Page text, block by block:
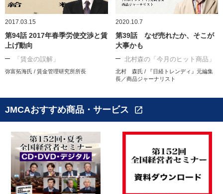
2017.03.15
第94話 2017年春季労使交渉と賃
上げ動向
「賃金の誤解」
弥富拓海氏 / 賃金管理研究所所長
2020.10.7
第39話 なぜ売れたか、そこが
大事かも
北村森の「今月のヒット商品」
北村 森氏 / 『日経トレンディ』元編集
長／商品ジャーナリスト
JMCAおすすめ商品・サービス open_in_new